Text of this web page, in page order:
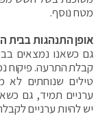
מטח נוסף.
אופן התנהגות
גם כשאנו נמצאים
קבלת התרעה. פיקוח
טילים שנוחתים לא
ערניים תמיד, גם
יש להיות ערניים